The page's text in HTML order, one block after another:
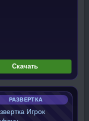
Скачать
РАЗВЕРТКА